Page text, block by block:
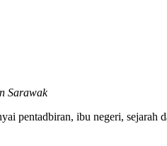
Sarawak
pentadbiran, ibu negeri, sejarah